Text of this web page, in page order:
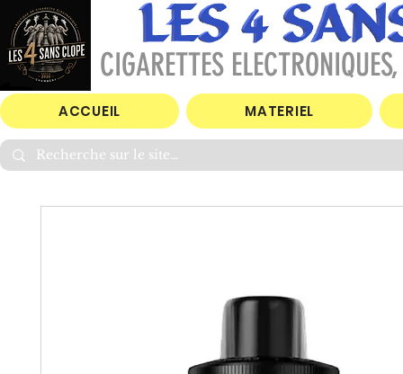
CIGARETTES
ACCUEIL MATERIEL